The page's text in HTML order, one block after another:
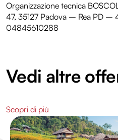
Organizzazione tecnica
47, 35127 Padova – Rea PD –
04845610288
Vedi altre
Scopri di più